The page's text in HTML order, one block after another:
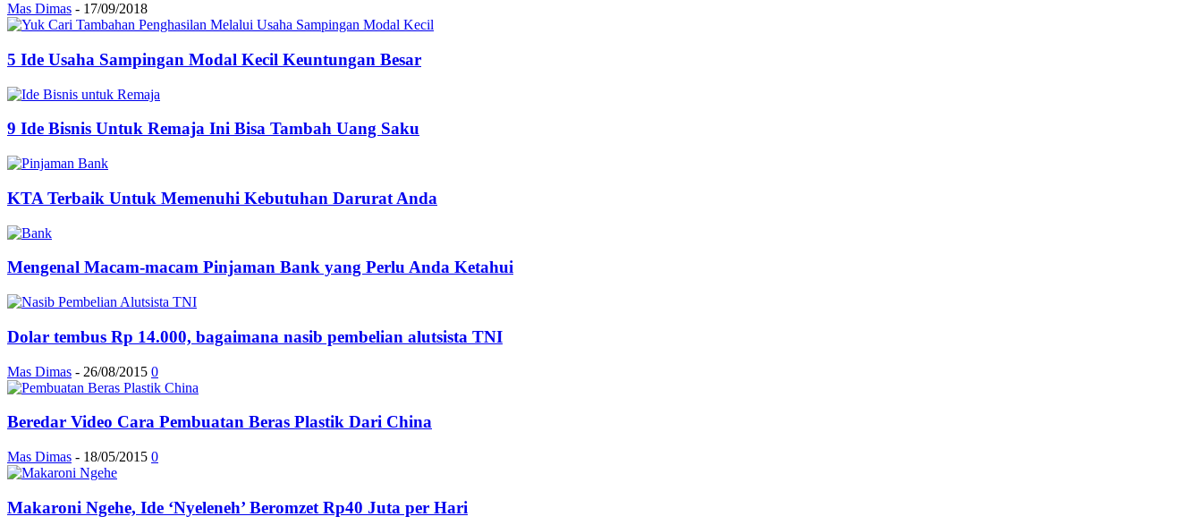
Mas Dimas - 17/09/2018
5 Ide Usaha Sampingan Modal Kecil Keuntungan Besar
9 Ide Bisnis Untuk Remaja Ini Bisa Tambah Uang Saku
KTA Terbaik Untuk Memenuhi Kebutuhan Darurat Anda
Mengenal Macam-macam Pinjaman Bank yang Perlu Anda Ketahui
Dolar tembus Rp 14.000, bagaimana nasib pembelian alutsista TNI
Mas Dimas - 26/08/2015 0
Beredar Video Cara Pembuatan Beras Plastik Dari China
Mas Dimas - 18/05/2015 0
Makaroni Ngehe, Ide ‘Nyeleneh’ Beromzet Rp40 Juta per Hari